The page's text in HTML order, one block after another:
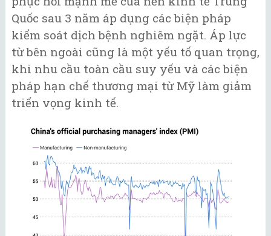
Quốc sau 3 năm áp dụng các biện pháp
kiểm soát dịch bệnh nghiêm ngặt. Áp lực
từ bên ngoài cũng là một yếu tố quan trọng,
khi nhu cầu toàn cầu suy yếu và các biện
pháp hạn chế thương mại từ Mỹ làm giảm
triển vọng kinh tế.